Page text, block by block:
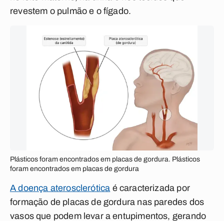
revestem o pulmão e o fígado.
Plásticos foram encontrados em placas de gordura. Plásticos
foram encontrados em placas de gordura
A doença aterosclerótica é caracterizada por
formação de placas de gordura nas paredes dos
vasos que podem levar a entupimentos, gerando